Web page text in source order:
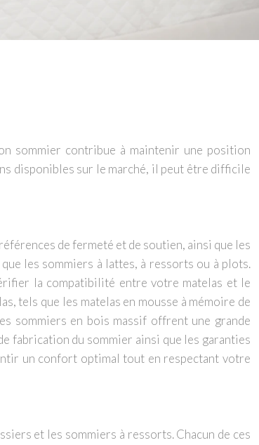
sommier contribue à maintenir une position
disponibles sur le marché, il peut être difficile
de fermeté et de soutien, ainsi que les
les sommiers à lattes, à ressorts ou à plots.
la compatibilité entre votre matelas et le
tels que les matelas en mousse à mémoire de
sommiers en bois massif offrent une grande
fabrication du sommier ainsi que les garanties
un confort optimal tout en respectant votre
et les sommiers à ressorts. Chacun de ces